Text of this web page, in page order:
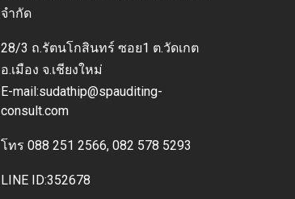
จำกัด
28/3 ถ.รัตนโกสินทร์ ซอย1 ต.วัดเกต
อ.เมือง จ.เชียงใหม่
E-mail:sudathip@spauditing-
consult.com
โทร 088 251 2566, 082 578 5293
LINE ID:352678